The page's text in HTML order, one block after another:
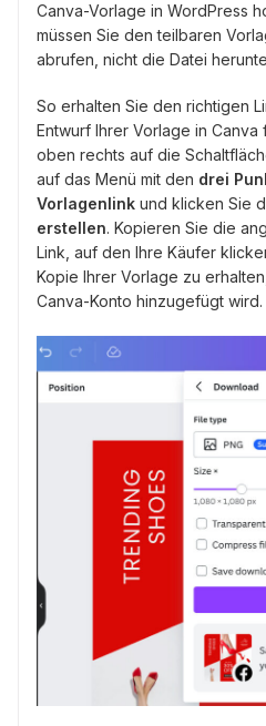
Canva-Vorlage in WordPress
müssen Sie den teilbaren
abrufen, nicht die Datei
So erhalten Sie den richtigen
Entwurf Ihrer Vorlage in
oben rechts auf die
auf das Menü mit den drei
Vorlagenlink und klicken Sie
erstellen. Kopieren Sie die
Link, auf den Ihre Käufer
Kopie Ihrer Vorlage zu
Canva-Konto hinzugefügt wird.